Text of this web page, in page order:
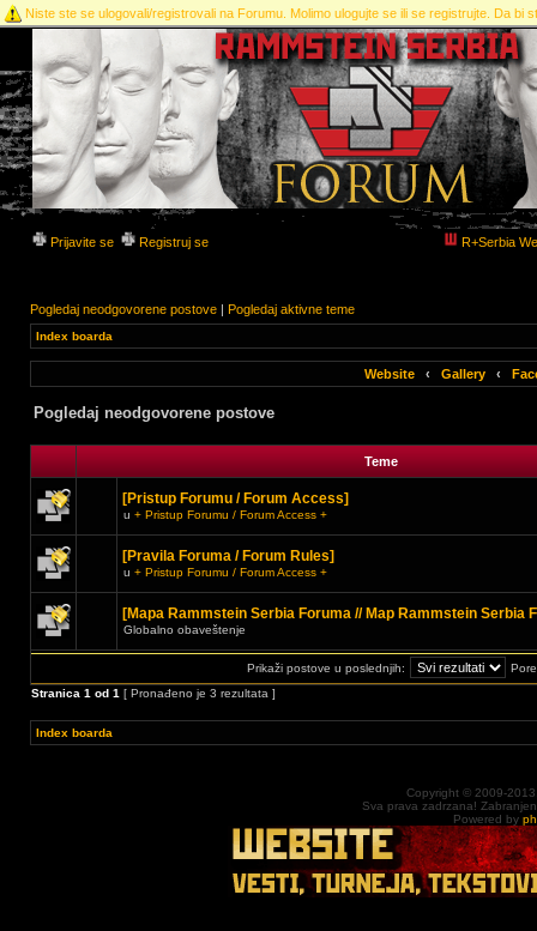
Niste ste se ulogovali/registrovali na Forumu. Molimo ulogujte se ili se registrujte. Da bi
Prijavite se Registruj se R+Serbia
Pogledaj neodgovorene postove | Pogledaj aktivne teme
Index boarda
Website ‹ Gallery ‹
Pogledaj neodgovorene postove
Teme
[Pristup Forumu / Forum Access]
u + Pristup Forumu / Forum Access +
[Pravila Foruma / Forum Rules]
u + Pristup Forumu / Forum Access +
[Mapa Rammstein Serbia Foruma // Map Rammstein Serbia
Globalno obaveštenje
Prikaži postove u poslednjih:
Stranica 1 od 1 [ Pronađeno je 3 rezultata ]
Index boarda
Copyright © 2009-
Sva prava zadrzana!
Powered by